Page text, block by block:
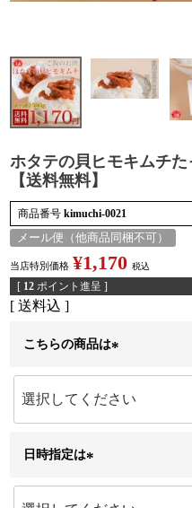
ホタテの貝ヒモキムチた
【送料無料】
商品番号 kimuchi-0021
メール便（他商品同梱不可）
当店特別価格 ¥1,170 税込
[ 12 ポイント進呈 ]
送料込
こちらの商品は
須
)
日時指定は